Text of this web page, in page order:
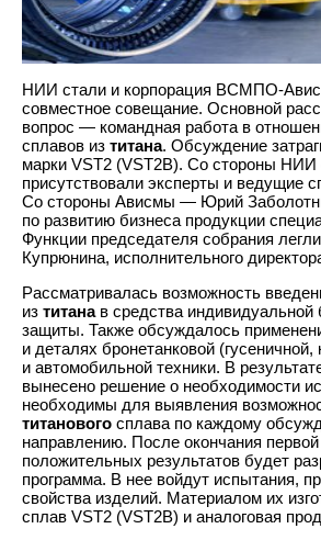
НИИ стали и корпорация ВСМПО-
совместное совещание. Основной
вопрос — командная работа в
сплавов из титана. Обсуждение
марки VST2 (VST2B). Со стороны НИИ
присутствовали эксперты и ведущие
Со стороны Ависмы — Юрий
по развитию бизнеса продукции
Функции председателя собрания
Купрюнина, исполнительного
Рассматривалась возможность
из титанав средства индивидуальной
защиты. Также обсуждалось
и деталях бронетанковой (гусеничной,
и автомобильной техники. В
вынесено решение о необходимости
необходимы для выявления
титанового сплава по каждому
направлению. После окончания
положительных результатов будет
программа. В нее войдут испытания,
свойства изделий. Материалом их
сплав VST2 (VST2B) и аналоговая